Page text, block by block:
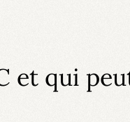
et qui